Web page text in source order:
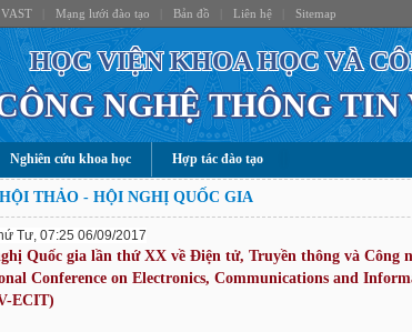
| Mạng lưới đào tạo Bản đồ Liên hệ| Sitemap
HỌC VIỆN KHOA HỌC VÀ
NGHỆ THÔNG
Nghiên cứu khoa học Hợp tác đào tạo
THẢO - HỘI NGHỊ QUỐC GIA
Tư, 07:25 06/09/2017
Quốc gia lần thứ XX về Điện tử, Truyền thông và Công
Conference on Electronics, Communications and
ECIT)